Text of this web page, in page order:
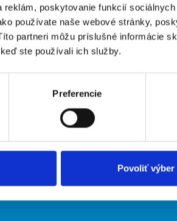
reklám, poskytovanie funkcií
používate naše webové stránky,
partneri môžu príslušné informácie
ste používali ich služby.
Preferencie
Povoliť výber
O